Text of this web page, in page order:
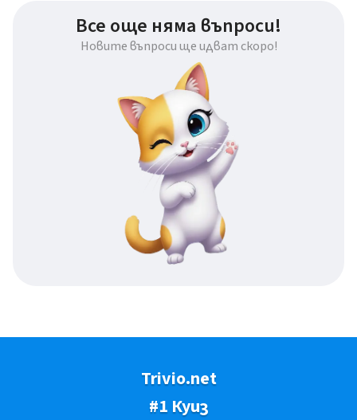
Все още няма въпроси!
Новите въпроси ще идват скоро!
Trivio.net
#1 Куиз